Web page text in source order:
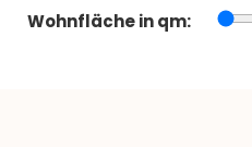
Wohnfläche in qm: